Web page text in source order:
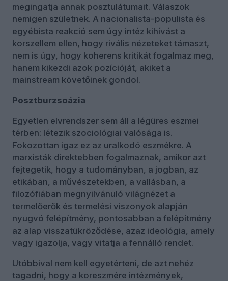
megingatja annak posztulátumait. Válaszok
nemigen születnek. A nacionalista-populista és
egyébista reakció sem úgy intéz kihívást a
korszellem ellen, hogy rivális nézeteket támaszt,
nem is úgy, hogy koherens kritikát fogalmaz meg,
hanem kikezdi azok pozícióját, akiket a
mainstream követőinek gondol.
Posztburzsoázia
Egyetlen elvrendszer sem áll a légüres eszmei
térben: létezik szociológiai valósága is.
Fokozottan igaz ez az uralkodó eszmékre. A
marxisták direktebben fogalmaznak, amikor azt
fejtegetik, hogy a tudományban, a jogban, az
etikában, a művészetekben, a vallásban, a
filozófiában megnyilvánuló világnézet a
termelőerők és termelési viszonyok alapján
nyugvó felépítmény, pontosabban a felépítmény
az alap visszatükröződése, azaz ideológia, amely
vagy igazolja, vagy vitatja a fennálló rendet.
Utóbbival nem kell egyetérteni, de azt nehéz
tagadni, hogy a koreszmére intézmények,